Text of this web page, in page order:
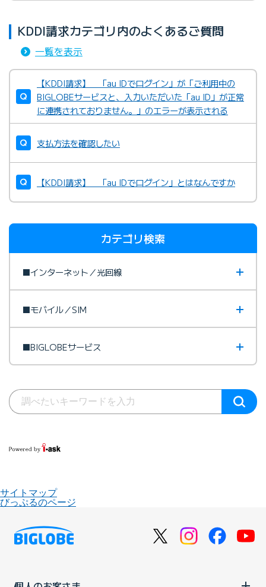
KDDI請求カテゴリ内のよくあるご質問
一覧を表示
【KDDI請求】 「au IDでログイン」が「ご利用中の
BIGLOBEサービスと、入力いただいた「au ID」が正常
に連携されておりません。」のエラーが表示される
支払方法を確認したい
【KDDI請求】 「au IDでログイン」とはなんですか
カテゴリ検索
■インターネット／光回線
■モバイル／SIM
■BIGLOBEサービス
サイトマップ
びっぷるのページ